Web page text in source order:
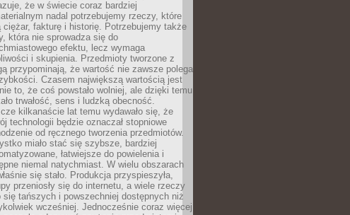
że w świecie coraz bardziej
nadal potrzebujemy rzeczy, które
ciężar, fakturę i historię. Potrzebujemy także
która nie sprowadza się do
efektu, lecz wymaga
i skupienia. Przedmioty tworzone z
przypominają, że wartość nie zawsze polega
Czasem największą wartością jest
to, że coś powstało wolniej, ale dzięki temu
trwałość, sens i ludzką obecność.
kilkanaście lat temu wydawało się, że
technologii będzie oznaczał stopniowe
od ręcznego tworzenia przedmiotów.
miało stać się szybsze, bardziej
łatwiejsze do powielenia i
niemal natychmiast. W wielu obszarach
się stało. Produkcja przyspieszyła,
przeniosły się do internetu, a wiele rzeczy
się tańszych i powszechniej dostępnych niż
wcześniej. Jednocześnie coraz więcej